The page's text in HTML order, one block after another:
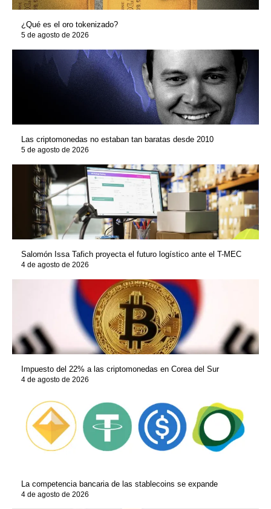
¿Qué es el oro tokenizado?
5 de agosto de 2026
Las criptomonedas no estaban tan baratas desde 2010
5 de agosto de 2026
Salomón Issa Tafich proyecta el futuro logístico ante el T-MEC
4 de agosto de 2026
Impuesto del 22% a las criptomonedas en Corea del Sur
4 de agosto de 2026
La competencia bancaria de las stablecoins se expande
4 de agosto de 2026